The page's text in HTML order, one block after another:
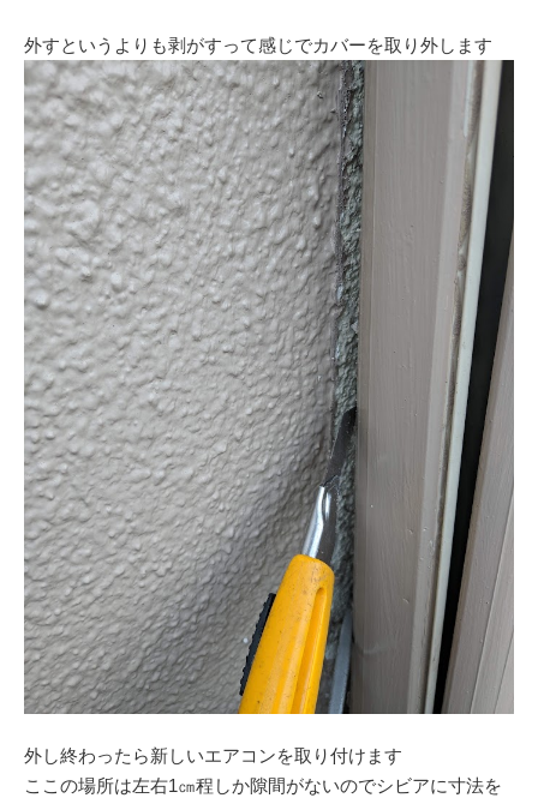
外すというよりも剥がすって感じでカバーを取り外します
外し終わったら新しいエアコンを取り付けます
ここの場所は左右1㎝程しか隙間がないのでシビアに寸法を